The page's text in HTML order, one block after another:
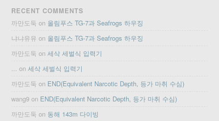
RECENT COMMENTS
까만도둑 on 올림푸스 TG-7과 Seafrogs 하우징
냐냐유유 on 올림푸스 TG-7과 Seafrogs 하우징
까만도둑 on세삭 세벌식 입력기
... on세삭 세벌식 입력기
까만도둑 on END(Equivalent Narcotic Depth, 등가 마취 수심)
wang9 on END(Equivalent Narcotic Depth, 등가 마취 수심)
까만도둑 on 동해 143m 다이빙